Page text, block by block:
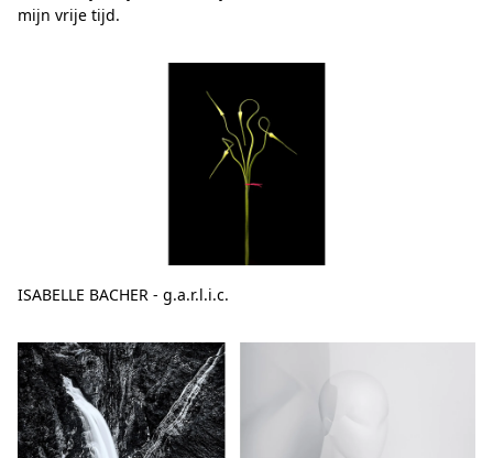
mijn vrije tijd.
ISABELLE BACHER - g.a.r.l.i.c.